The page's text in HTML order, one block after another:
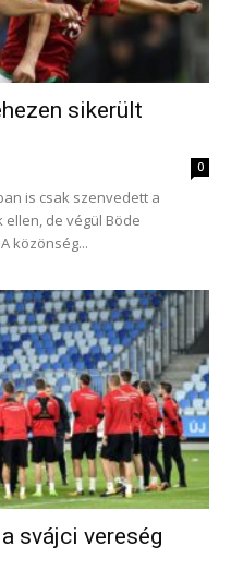
sikerült
0
is csak szenvedett a
de végül Böde
közönség...
svájci vereség